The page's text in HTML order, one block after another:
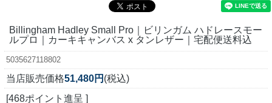
Billingham Hadley Small Pro｜ビリンガム ハドレースモー
ルプロ｜カーキキャンバス x タンレザー｜宅配便送料込
5035627118802
当店販売価格51,480円 (税込)
[468ポイント進呈 ]